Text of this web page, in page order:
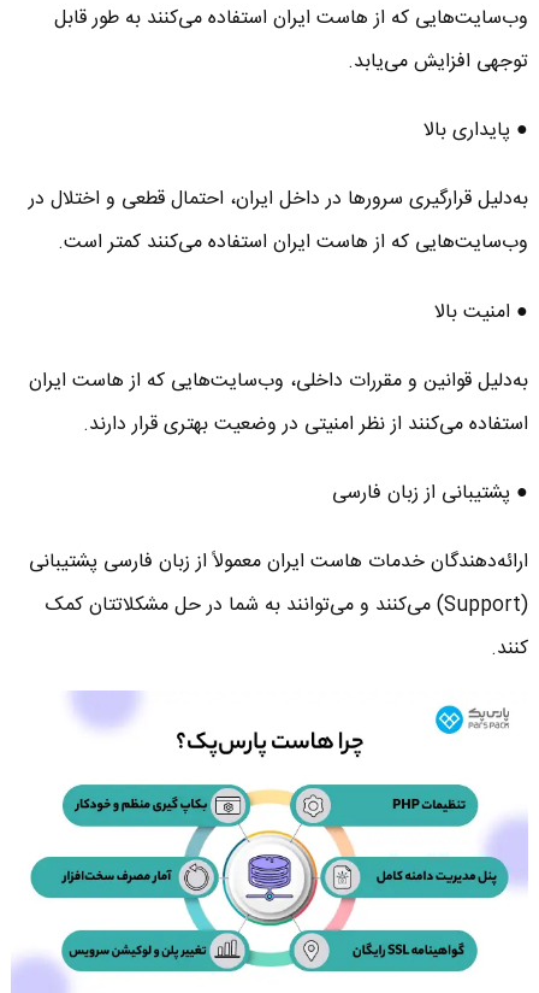
وب‌سایت‌هایی که از هاست ایران استفاده می‌کنند به طور قابل
توجهی افزایش می‌یابد.
● پایداری بالا
به‌دلیل قرارگیری سرورها در داخل ایران، احتمال قطعی و اختلال در
وب‌سایت‌هایی که از هاست ایران استفاده می‌کنند کمتر است.
● امنیت بالا
به‌دلیل قوانین و مقررات داخلی، وب‌سایت‌هایی که از هاست ایران
استفاده می‌کنند از نظر امنیتی در وضعیت بهتری قرار دارند.
● پشتیبانی از زبان فارسی
ارائه‌دهندگان خدمات هاست ایران معمولاً از زبان فارسی پشتیبانی
(Support) می‌کنند و می‌توانند به شما در حل مشکلاتتان کمک
کنند.